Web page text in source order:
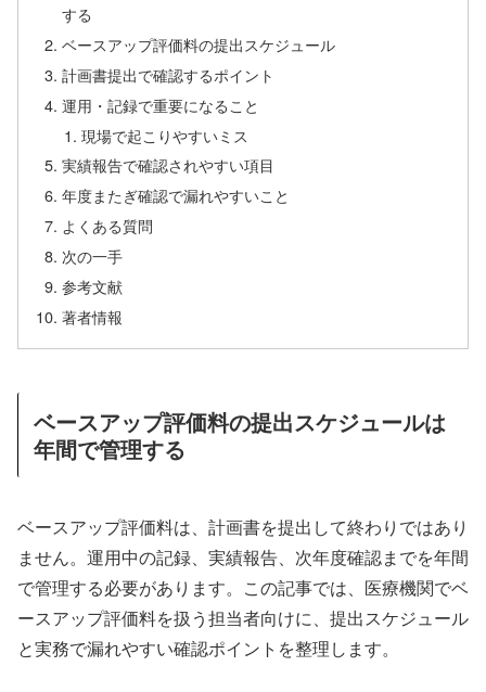
する
ベースアップ評価料の提出スケジュール
計画書提出で確認するポイント
運用・記録で重要になること
現場で起こりやすいミス
実績報告で確認されやすい項目
年度またぎ確認で漏れやすいこと
よくある質問
次の一手
参考文献
著者情報
ベースアップ評価料の提出スケジュールは
年間で管理する
ベースアップ評価料は、計画書を提出して終わりではあり
ません。運用中の記録、実績報告、次年度確認までを年間
で管理する必要があります。この記事では、医療機関でベ
ースアップ評価料を扱う担当者向けに、提出スケジュール
と実務で漏れやすい確認ポイントを整理します。